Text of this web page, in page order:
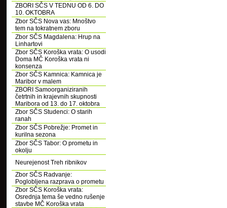
ZBORI SČS V TEDNU OD 6. DO
10. OKTOBRA
Zbor SČS Nova vas: Mnoštvo
tem na tokratnem zboru
Zbor SČS Magdalena: Hrup na
Linhartovi
Zbor SČS Koroška vrata: O usodi
Doma MČ Koroška vrata ni
konsenza
Zbor SČS Kamnica: Kamnica je
Maribor v malem
ZBORI Samoorganiziranih
četrtnih in krajevnih skupnosti
Maribora od 13. do 17. oktobra
Zbor SČS Studenci: O starih
ranah
Zbor SČS Pobrežje: Promet in
kurilna sezona
Zbor SČS Tabor: O prometu in
okolju
Neurejenost Treh ribnikov
Zbor SČS Radvanje:
Poglobljena razprava o prometu
Zbor SČS Koroška vrata:
Osrednja tema še vedno rušenje
stavbe MČ Koroška vrata